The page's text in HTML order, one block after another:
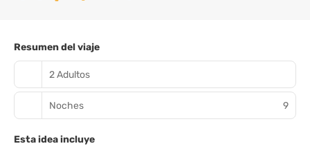
Resumen del viaje
2 Adultos
Noches 9
Esta idea incluye